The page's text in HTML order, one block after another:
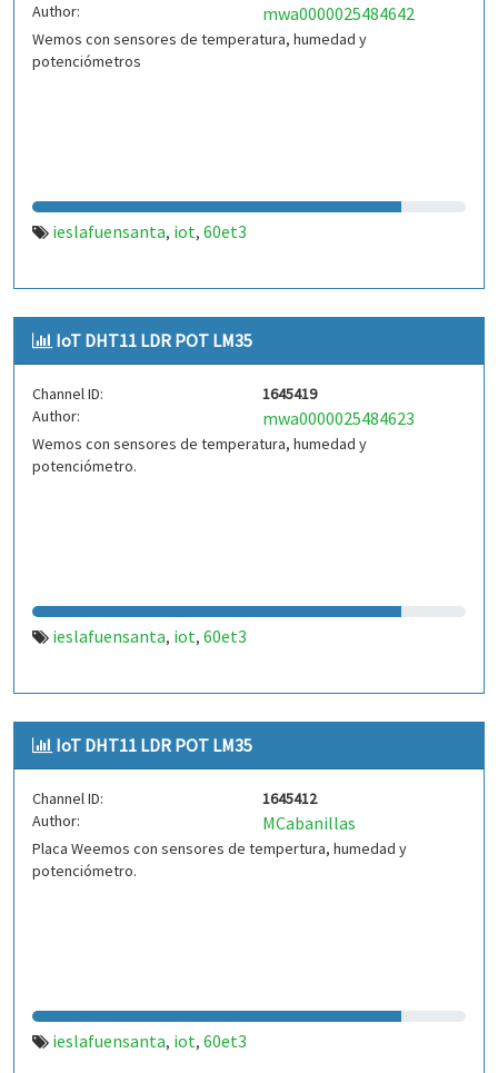
Author:
mwa0000025484642
Wemos con sensores de temperatura, humedad y
potenciómetros
ieslafuensanta, iot, 60et3
IoT DHT11 LDR POT LM35
Channel ID:
1645419
Author:
mwa0000025484623
Wemos con sensores de temperatura, humedad y
potenciómetro.
ieslafuensanta, iot, 60et3
IoT DHT11 LDR POT LM35
Channel ID:
1645412
Author:
MCabanillas
Placa Weemos con sensores de tempertura, humedad y
potenciómetro.
ieslafuensanta, iot, 60et3